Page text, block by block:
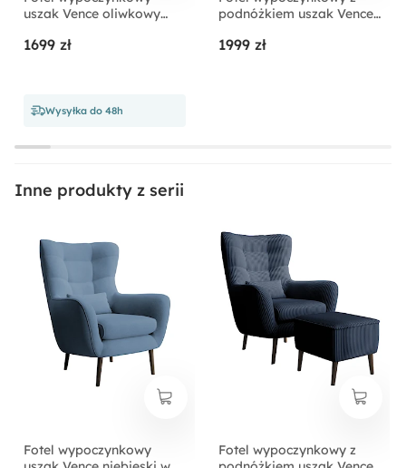
Ilość paczek:
Tak
Długość:
Z podnóżkiem
Materiał:
Drewno Pianka meblowa
Płyta meblowa
Szenil
Tkanina
uszak Vence oliwkowy
1699 zł
Wysyłka do 48h
podnóżkiem uszak Vence
czarne
1999 zł
Inne produkty z serii
Fotel wypoczynkowy
Fotel wypoczynkowy z